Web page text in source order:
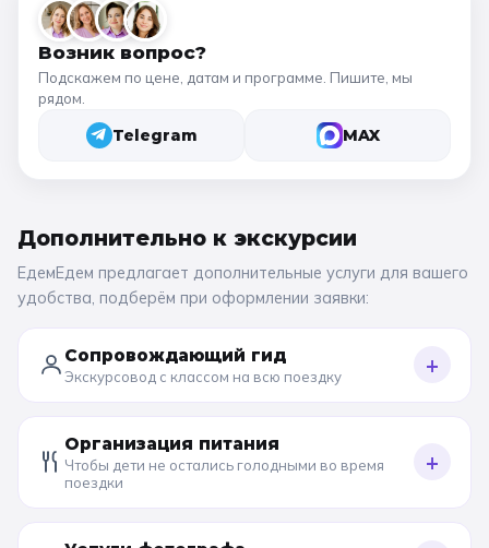
Возник вопрос?
Подскажем по цене, датам и программе. Пишите, мы
рядом.
Telegram MAX
Дополнительно к экскурсии
ЕдемЕдем предлагает дополнительные услуги для вашего
удобства, подберём при оформлении заявки:
Сопровождающий гид
Экскурсовод с классом на всю поездку +
Организация питания
Чтобы дети не остались голодными во время
поездки
+